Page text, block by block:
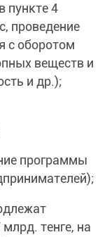
пункте 4
проведение
с оборотом
веществ и
и др.);
программы
тенге, на